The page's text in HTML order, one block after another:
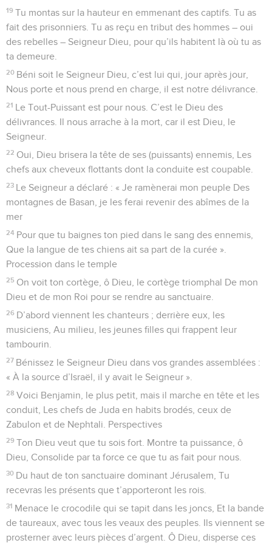
19 Tu montas sur la hauteur en emmenant des captifs. Tu as
fait des prisonniers. Tu as reçu en tribut des hommes – oui
des rebelles – Seigneur Dieu, pour qu’ils habitent là où tu as
ta demeure.
20 Béni soit le Seigneur Dieu, c’est lui qui, jour après jour,
Nous porte et nous prend en charge, il est notre délivrance.
21 Le Tout-Puissant est pour nous. C’est le Dieu des
délivrances. Il nous arrache à la mort, car il est Dieu, le
Seigneur.
22 Oui, Dieu brisera la tête de ses (puissants) ennemis, Les
chefs aux cheveux flottants dont la conduite est coupable.
23 Le Seigneur a déclaré : « Je ramènerai mon peuple Des
montagnes de Basan, je les ferai revenir des abîmes de la
mer
24 Pour que tu baignes ton pied dans le sang des ennemis,
Que la langue de tes chiens ait sa part de la curée ».
Procession dans le temple
25 On voit ton cortège, ô Dieu, le cortège triomphal De mon
Dieu et de mon Roi pour se rendre au sanctuaire.
26 D’abord viennent les chanteurs ; derrière eux, les
musiciens, Au milieu, les jeunes filles qui frappent leur
tambourin.
27 Bénissez le Seigneur Dieu dans vos grandes assemblées :
« À la source d’Israël, il y avait le Seigneur ».
28 Voici Benjamin, le plus petit, mais il marche en tête et les
conduit, Les chefs de Juda en habits brodés, ceux de
Zabulon et de Nephtali. Perspectives
29 Ton Dieu veut que tu sois fort. Montre ta puissance, ô
Dieu, Consolide par ta force ce que tu as fait pour nous.
30 Du haut de ton sanctuaire dominant Jérusalem, Tu
recevras les présents que t’apporteront les rois.
31 Menace le crocodile qui se tapit dans les joncs, Et la bande
de taureaux, avec tous les veaux des peuples. Ils viennent se
prosterner avec leurs pièces d’argent. Ô Dieu, disperse ces